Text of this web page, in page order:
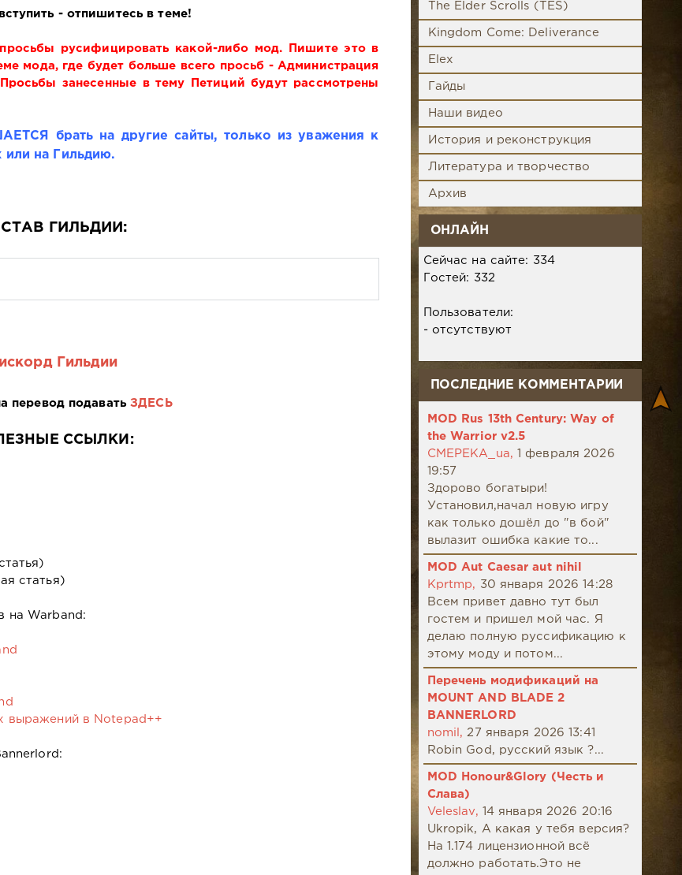
- отпишитесь в теме!
русифицировать какой-либо мод. Пишите это в
мода, где будет больше всего просьб - Администрация
занесенные в тему Петиций будут рассмотрены
брать на другие сайты, только из уважения к
или на Гильдию.
ГИЛЬДИИ:
Гильдии
перевод подаватьЗДЕСЬ
ССЫЛКИ:
статья)
на Warband:
выражений в Notepad++
The Elder Scrolls (TES)
Kingdom Come: Deliverance
Elex
Гайды
Наши видео
История и реконструкция
Литература и творчество
Архив
ОНЛАЙН
Сейчас на сайте: 334
Гостей: 332
Пользователи:
- отсутствуют
ПОСЛЕДНИЕ КОММЕНТАРИИ
MOD Rus 13th Century: Way of
the Warrior v2.5
CMEPEKA_ua,
1 февраля 2026
19:57
Здорово богатыри!
Установил,начал новую игру
как только дошёл до "в бой"
вылазит ошибка какие то...
MOD Aut Caesar aut nihil
Kprtmp,
30 января 2026 14:28
Всем привет давно тут был
гостем и пришел мой час. Я
делаю полную руссификацию к
этому моду и потом...
Перечень модификаций на
MOUNT AND BLADE 2
BANNERLORD
nomil, 27 января 2026 13:41
Robin God, русский язык ?...
MOD Honour&Glory (Честь и
Слава)
Veleslav,
14 января 2026 20:16
Ukropik, А какая у тебя версия?
На 1.174 лицензионной всё
должно работать.Это не